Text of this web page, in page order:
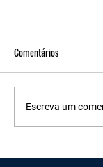
Água para
Pureza e
Comentários
Escreva um